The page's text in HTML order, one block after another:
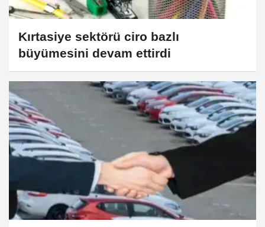
Kırtasiye sektörü ciro bazlı
büyümesini devam ettirdi